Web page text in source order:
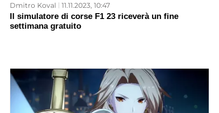
Dmitro Koval 11.11.2023, 10:47
Il simulatore di corse F1 23 riceverà un fine
settimana gratuito